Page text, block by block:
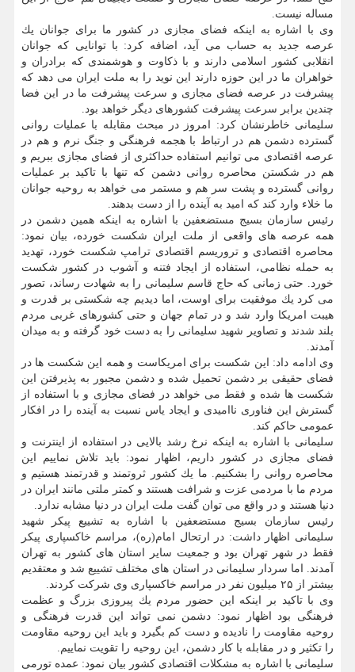
مساله نیست.
وی با اشاره به اینكه فضای مجازی در كشور ما برای جوانان یك
عرصه جدید به حساب می آید، اضافه كرد: با توانایی كه جوانان
انقلابی كشور اسلامی دارند و با ذكاوت و هوشمندی كه برادران و
خواهران ما در این حوزه دارند این نوید را به ملت ایران می دهد كه
پیشرفت در عرصه فضای مجازی و سرعت پیشرفت ما در این فضا
چندین برابر سرعت پیشرفت كشورهای دیگر خواهد بود.
سلیمانی خاطرنشان كرد: امروز در مبحث مقابله با عملیات روانی
گسترده دشمن هم در ارتباط با هجمه فرهنگی و جنگ نرم و هم در
عرصه اقتصادی می توانیم استفاده حداكثری از فضای مجازی ببریم و
هم در شكستن محاصره روانی دشمن كه تنها با تاكید بر عملیات
روانی گسترده و پشت سر هم و مستمر می خواهد به روحیه جوانان
ما خلاء وارد كند كه امید به آینده را از دست بدهند.
رئیس سازمان بسیج مستضعفین با اشاره به اینكه همین دشمن در
همه عرصه های واقعی از ملت ایران شكست خورده، بیان نمود:
محاصره اقتصادی و تروریسم اقتصادی ترامپ شكست خورد، تهدید
به حمله نظامی، استفاده از ایجاد فتنه و آشوب در كشور شكست
خورد. حتی زمانی كه حاج قاسم سلیمانی را به شهادت رساند، تصور
می كرد یك موفقیت برای اوست، اما دیدیم چه شكستی بر قدرت و
هیبت امریكا وارد شد و در تمام جهان و حتی كشورهای غربی مردم
بلند شدند و تصاویر شهید سلیمانی را به دست خود گرفته و به میدان
آمدند.
وی ادامه داد: این شكست برای امریكاست و همه این شكست ها در
فضای حقیقی بر دشمن تحمیل شده و دشمن مجبور به پذیرفتن این
شكست ها شده و فقط می خواهد در فضای مجازی و با استفاده از
گسترش این فناوری ناامیدی و ایجاد یاس نسبت به آینده را در افكار
عمومی حاكم كند.
سلیمانی با اشاره به اینكه نرخ رشد بالایی در استفاده از اینترنت و
فضای مجازی در كشور داریم، اظهار نمود: باید تلاش نماییم این
محاصره روانی را بشكنیم. ما یك كشور ثروتمند و قدرتمند هستیم و
مردم ما با مردمی عزت و شرافت هستند و كمتر ملتی مانند ایران در
دنیا هستند و در واقع می توان گفت ملت ایران در دنیا مشابه ندارد.
رئیس سازمان بسیج مستضعفین با اشاره به تشییع پیكر شهید
سلیمانی اظهار داشت: در ارتحال امام(ره)، مراسم خاكسپاری پیكر
فقط در شهر تهران بود و جمعیت سایر استان های كشور به تهران
آمدند. اما سردار سلیمانی در استان های مختلف تشییع شد و معتقدیم
بیشتر از ۲۵ میلیون نفر در مراسم خاكسپاری وی شركت كردند.
وی با تاكید بر اینكه این حضور مردم یك پیروزی بزرگ و عظمت
فرهنگی بود اظهار نمود: دشمن نمی تواند این قدرت فرهنگی و
روحیه مقاومت را نادیده و دست كم بگیرد و باید این روحیه مقاومت
را تكثیر و در مقابله با كار دشمن، این روحیه را تقویت نماییم.
سلیمانی با اشاره به مشكلات اقتصادی كشور بیان نمود: عمده تورمی